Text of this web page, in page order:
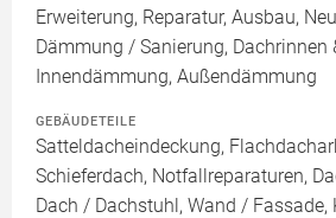
Erweiterung, Reparatur, Ausbau,
Dämmung / Sanierung, Dachrinnen
Innendämmung, Außendämmung
GEBÄUDETEILE
Satteldacheindeckung,
Schieferdach, Notfallreparaturen,
Dach / Dachstuhl, Wand / Fassade,